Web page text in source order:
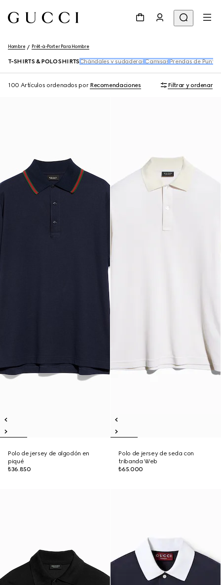
Hombre Prêt-à-Porter Para Hombre
T-SHIRTS & POLO SHIRTS Chándales y sudaderas Camisas Prendas de Punto
100 Artículos ordenados por Recomendaciones Filtrar y ordenar
Polo de jersey de algodón en
piqué
₺36.850
Polo de jersey de seda con
tribanda Web
₺65.000